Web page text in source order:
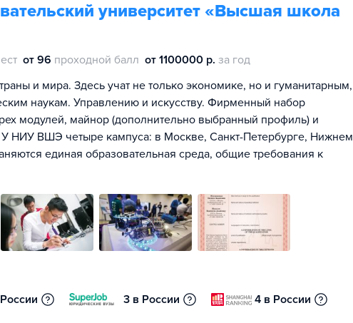
университет «Высшая школа
от 96 проходной балл от 1100000 р. за год
и мира. Здесь учат не только экономике, но и гуманитарным,
наукам. Управлению и искусству. Фирменный набор
модулей, майнор (дополнительно выбранный профиль) и
У НИУ ВШЭ четыре кампуса: в Москве, Санкт-Петербурге, Нижнем
единая образовательная среда, общие требования к
3 в России 4 в России